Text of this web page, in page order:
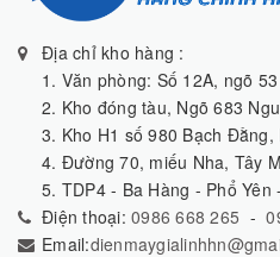
Địa chỉ kho hàng :
1. Văn phòng: Số 12A, ngõ
2. Kho đóng tàu, Ngõ 683
3. Kho H1 số 980 Bạch Đằng,
4. Đường 70, miếu Nha, Tây
5. TDP4 - Ba Hàng - Phổ Yên
Điện thoại: 0986 668 265 -
Email: